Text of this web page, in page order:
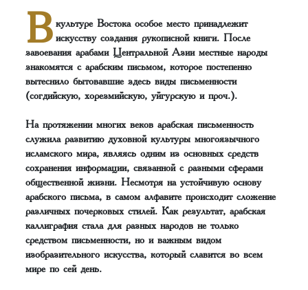
В культуре Востока особое место принадлежит
искусству создания рукописной книги. После
завоевания арабами Центральной Азии местные народы
знакомятся с арабским письмом, которое постепенно
вытеснило бытовавшие здесь виды письменности
(согдийскую, хорезмийскую, уйгурскую и проч.).
На протяжении многих веков арабская письменность
служила развитию духовной культуры многоязычного
исламского мира, являясь одним из основных средств
сохранения информации, связанной с разными сферами
общественной жизни. Несмотря на устойчивую основу
арабского письма, в самом алфавите происходит сложение
различных почерковых стилей. Как результат, арабская
каллиграфия стала для разных народов не только
средством письменности, но и важным видом
изобразительного искусства, который славится во всем
мире по сей день.